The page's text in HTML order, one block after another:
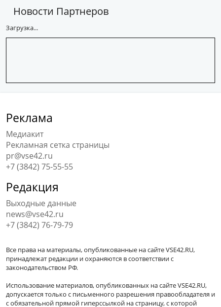
Новости Партнеров
Загрузка...
Реклама
Медиакит
Рекламная сетка страницы
pr@vse42.ru
+7 (3842) 75-55-55
Редакция
Выходные данные
news@vse42.ru
+7 (3842) 76-79-79
Все права на материалы, опубликованные на сайте VSE42.RU,
принадлежат редакции и охраняются в соответствии с
законодательством РФ.
Использование материалов, опубликованных на сайте VSE42.RU,
допускается только с письменного разрешения правообладателя и
с обязательной прямой гиперссылкой на страницу, с которой